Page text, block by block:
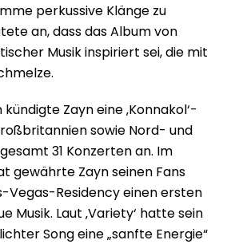
perkussive Klänge zu
an, dass das Album von
Musik inspiriert sei, die mit
Zayn eine ‚Konnakol‘-
sowie Nord- und
31 Konzerten an. Im
gewährte Zayn seinen Fans
Vegas-Residency einen ersten
Musik. Laut ‚Variety‘ hatte sein
Song eine „sanfte Energie“